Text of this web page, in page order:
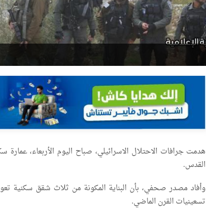
هدمت جرافات الاحتلال الاسرائيلي، صباح اليوم الأربعاء،
القدس.
وأفاد مصدر صحفي، بأن البناية المكونة من ثلاث شقق سكنية
تسعينيات القرن الماضي.